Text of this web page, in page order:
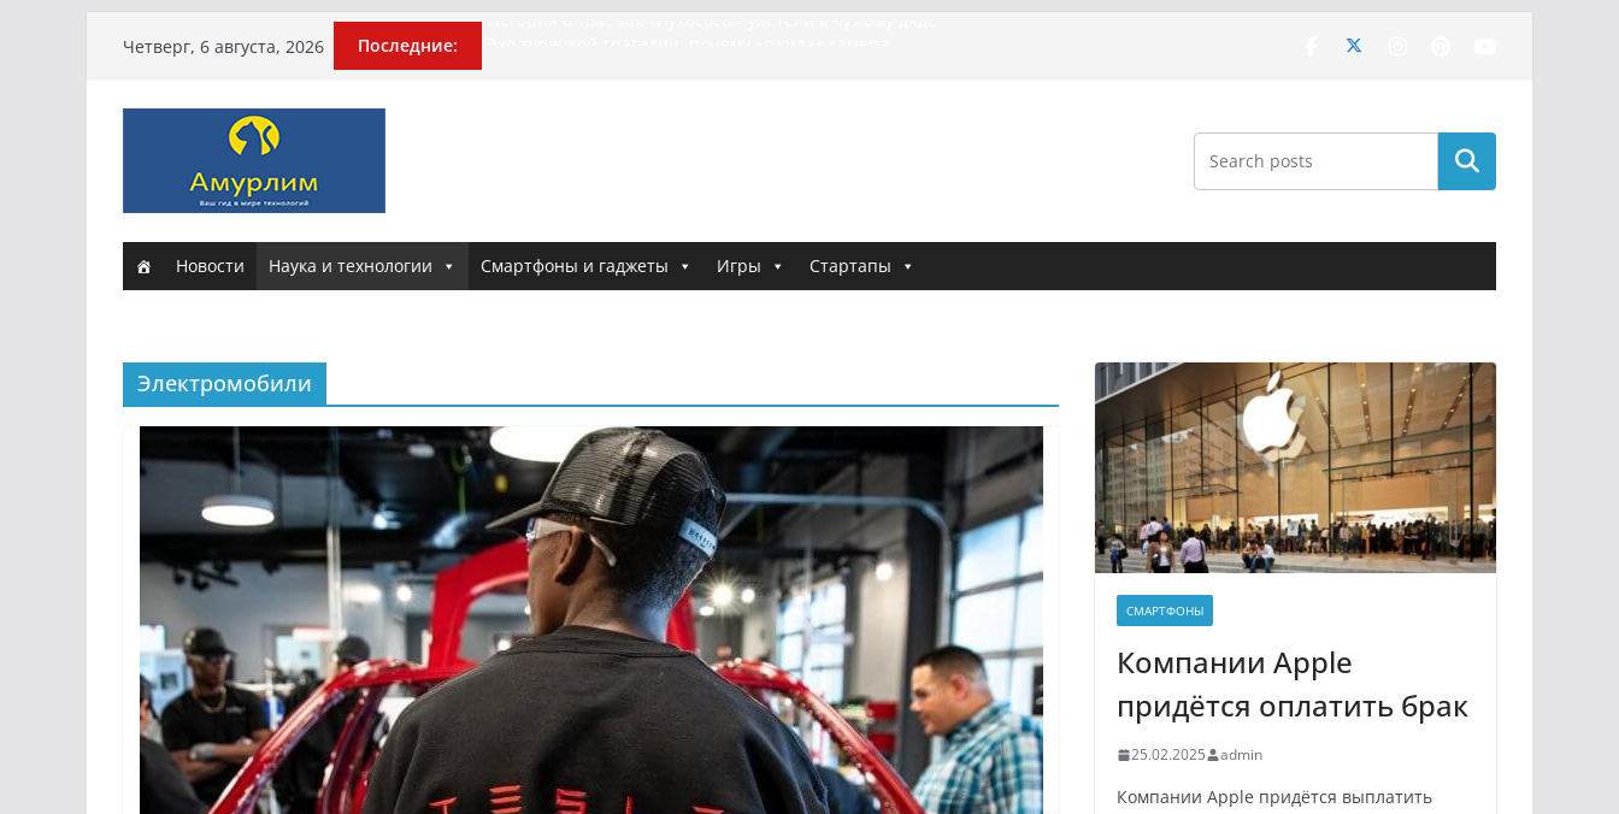
Четверг, 6 августа, 2026 Последние:
Поиск
Новости Наука и технологии Смартфоны и гаджеты Игры Стартапы
Электромобили
СМАРТФОНЫ
Компании Apple
придётся оплатить брак
25.02.2025 admin
Компании Apple придётся выплатить